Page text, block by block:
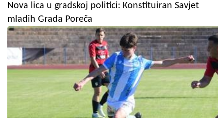
Nova lica u gradskoj politici: Konstituiran Savjet
mladih Grada Poreča